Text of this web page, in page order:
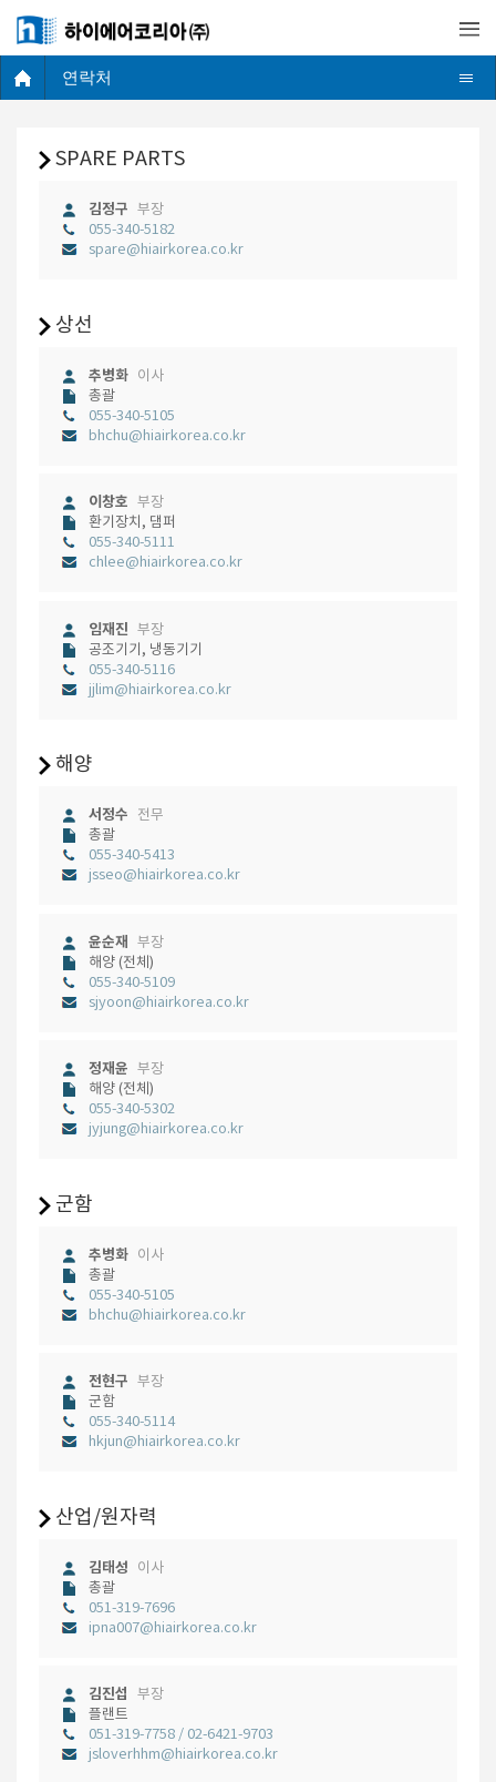
연락처
SPARE PARTS
김정구 부장
055-340-5182
spare@hiairkorea.co.kr
상선
추병화 이사
총괄
055-340-5105
bhchu@hiairkorea.co.kr
이창호 부장
환기장치, 댐퍼
055-340-5111
chlee@hiairkorea.co.kr
임재진 부장
공조기기, 냉동기기
055-340-5116
jjlim@hiairkorea.co.kr
해양
서정수
전무
총괄
055-340-5413
jsseo@hiairkorea.co.kr
윤순재
부장
해양 (전체)
055-340-5109
sjyoon@hiairkorea.co.kr
정재윤 부장
해양 (전체)
055-340-5302
jyjung@hiairkorea.co.kr
군함
추병화 이사
총괄
055-340-5105
bhchu@hiairkorea.co.kr
전현구 부장
군함
055-340-5114
hkjun@hiairkorea.co.kr
산업/원자력
김태성
이사
총괄
051-319-7696
ipna007@hiairkorea.co.kr
김진섭
부장
플랜트
051-319-7758 / 02-6421-9703
jsloverhhm@hiairkorea.co.kr